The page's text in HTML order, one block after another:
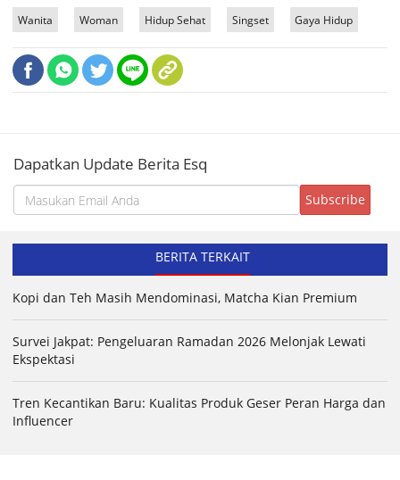
Wanita Woman Hidup Sehat Singset Gaya Hidup
Dapatkan Update Berita Esq
BERITA TERKAIT
Kopi dan Teh Masih Mendominasi, Matcha Kian Premium
Survei Jakpat: Pengeluaran Ramadan 2026 Melonjak Lewati
Ekspektasi
Tren Kecantikan Baru: Kualitas Produk Geser Peran Harga dan
Influencer